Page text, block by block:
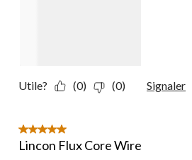
Utile? (0) (0) Signaler
5 étoile(s) sur 5.
Lincon Flux Core Wire